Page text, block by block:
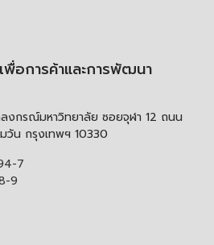
พื่อการค้าและการพัฒนา
งกรณ์มหาวิทยาลัย ซอยจุฬา 12 ถนน
วัน กรุงเทพฯ 10330
7
9